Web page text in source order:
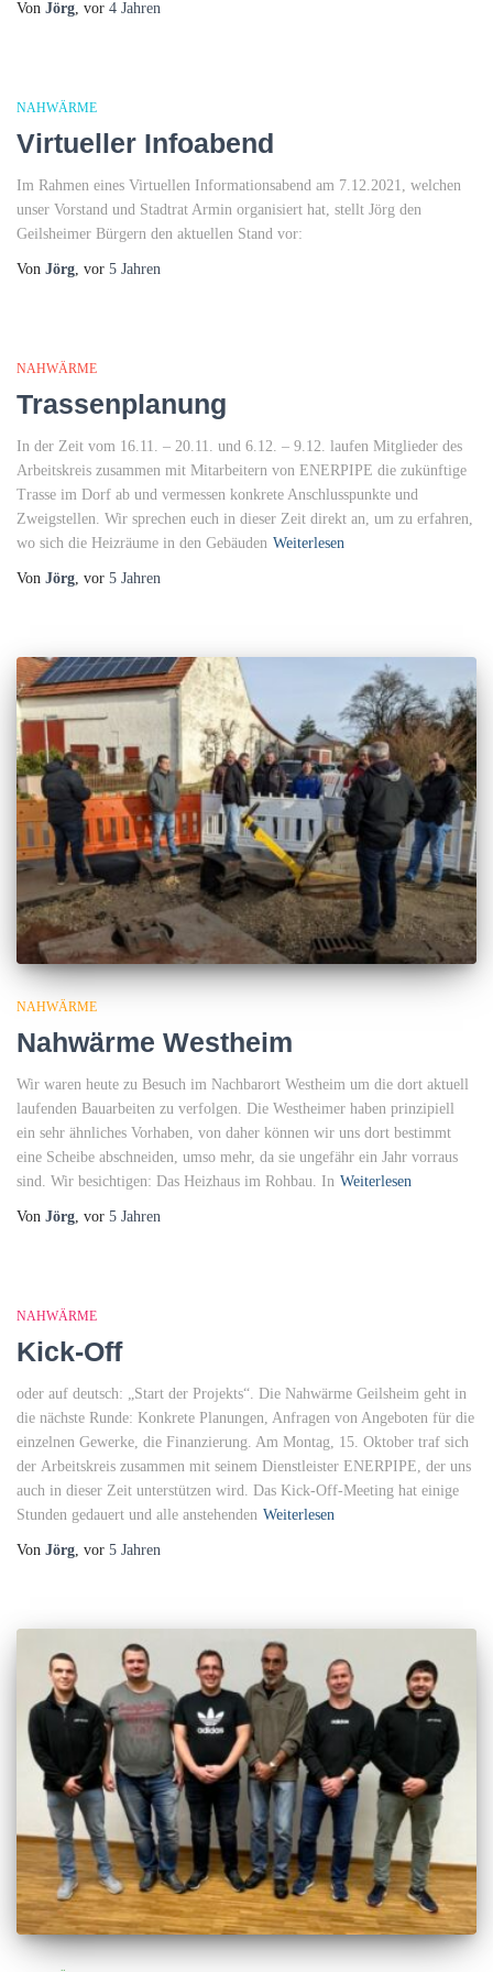
Von Jörg, vor 4 Jahren
NAHWÄRME
Virtueller Infoabend
Im Rahmen eines Virtuellen Informationsabend am 7.12.2021, welchen
unser Vorstand und Stadtrat Armin organisiert hat, stellt Jörg den
Geilsheimer Bürgern den aktuellen Stand vor:
Von Jörg, vor 5 Jahren
NAHWÄRME
Trassenplanung
In der Zeit vom 16.11. – 20.11. und 6.12. – 9.12. laufen Mitglieder des
Arbeitskreis zusammen mit Mitarbeitern von ENERPIPE die zukünftige
Trasse im Dorf ab und vermessen konkrete Anschlusspunkte und
Zweigstellen. Wir sprechen euch in dieser Zeit direkt an, um zu erfahren,
wo sich die Heizräume in den Gebäuden Weiterlesen
Von Jörg, vor 5 Jahren
NAHWÄRME
Nahwärme Westheim
Wir waren heute zu Besuch im Nachbarort Westheim um die dort aktuell
laufenden Bauarbeiten zu verfolgen. Die Westheimer haben prinzipiell
ein sehr ähnliches Vorhaben, von daher können wir uns dort bestimmt
eine Scheibe abschneiden, umso mehr, da sie ungefähr ein Jahr vorraus
sind. Wir besichtigen: Das Heizhaus im Rohbau. In Weiterlesen
Von Jörg , vor 5 Jahren
NAHWÄRME
Kick-Off
oder auf deutsch: „Start der Projekts“. Die Nahwärme Geilsheim geht in
die nächste Runde: Konkrete Planungen, Anfragen von Angeboten für die
einzelnen Gewerke, die Finanzierung. Am Montag, 15. Oktober traf sich
der Arbeitskreis zusammen mit seinem Dienstleister ENERPIPE, der uns
auch in dieser Zeit unterstützen wird. Das Kick-Off-Meeting hat einige
Stunden gedauert und alle anstehenden Weiterlesen
Von Jörg , vor 5 Jahren